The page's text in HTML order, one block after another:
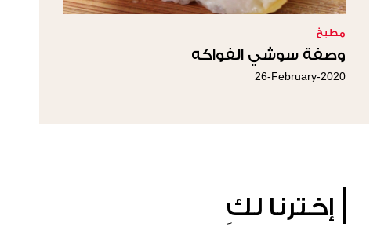
مطبخ
وصفة سوشي الفواكه
26-February-2020
إخترنا لكِ